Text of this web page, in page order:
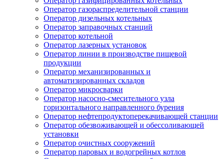
Оператор газораспределительной станции
Оператор дизельных котельных
Оператор заправочных станций
Оператор котельной
Оператор лазерных установок
Оператор линии в производстве пищевой
продукции
Оператор механизированных и
автоматизированных складов
Оператор микросварки
Оператор насосно-смесительного узла
горизонтального направленного бурения
Оператор нефтепродуктоперекачивающей станции
Оператор обезвоживающей и обессоливающей
установки
Оператор очистных сооружений
Оператор паровых и водогрейных котлов